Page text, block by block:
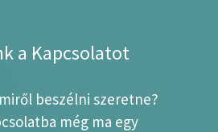
a Kapcsolatot
beszélni szeretne?
még ma egy